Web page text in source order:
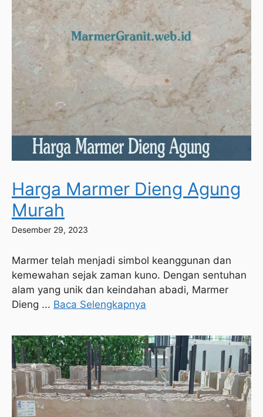
Harga Marmer Dieng Agung
Murah
Desember 29, 2023
Marmer telah menjadi simbol keanggunan dan
kemewahan sejak zaman kuno. Dengan sentuhan
alam yang unik dan keindahan abadi, Marmer
Dieng ... Baca Selengkapnya